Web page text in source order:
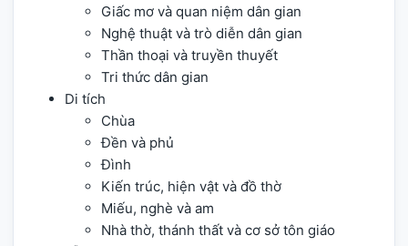
Giấc mơ và quan niệm dân gian
Nghệ thuật và trò diễn dân gian
Thần thoại và truyền thuyết
Tri thức dân gian
Di tích
Chùa
Đền và phủ
Đình
Kiến trúc, hiện vật và đồ thờ
Miếu, nghè và am
Nhà thờ, thánh thất và cơ sở tôn giáo